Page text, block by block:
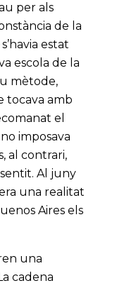
per als
de la
estat
escola de la
mètode,
tocava amb
el
imposava
al contrari,
Al juny
una realitat
Aires els
una
cadena